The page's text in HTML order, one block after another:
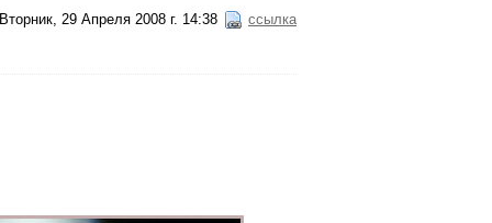
Вторник, 29 Апреля 2008 г. 14:38 ссылка